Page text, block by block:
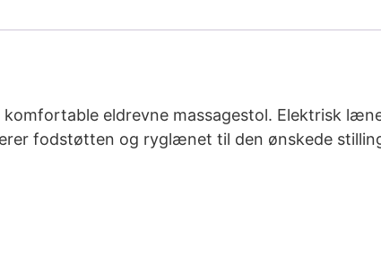
eldrevne massagestol. Elektrisk
fodstøtten og ryglænet til den ønskede